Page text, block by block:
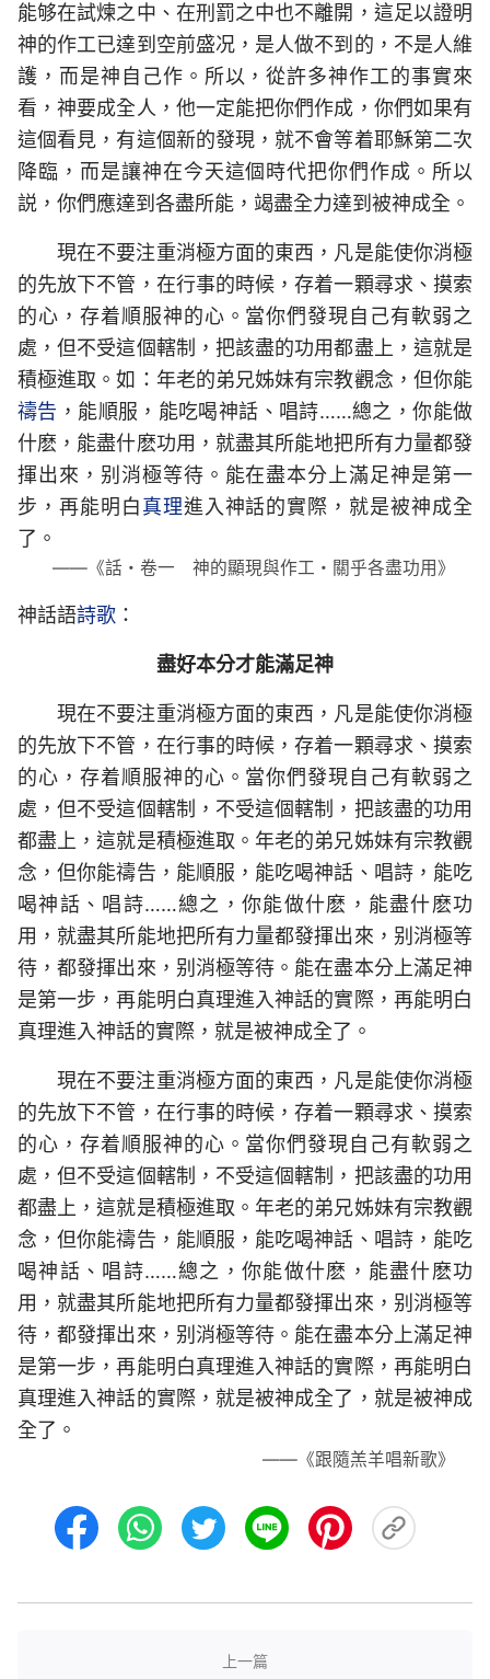
能够在試煉之中、在刑罰之中也不離開，這足以證明
神的作工已達到空前盛况，是人做不到的，不是人維
護，而是神自己作。所以，從許多神作工的事實來
看，神要成全人，他一定能把你們作成，你們如果有
這個看見，有這個新的發現，就不會等着耶穌第二次
降臨，而是讓神在今天這個時代把你們作成。所以
説，你們應達到各盡所能，竭盡全力達到被神成全。
現在不要注重消極方面的東西，凡是能使你消極
的先放下不管，在行事的時候，存着一顆尋求、摸索
的心，存着順服神的心。當你們發現自己有軟弱之
處，但不受這個轄制，把該盡的功用都盡上，這就是
積極進取。如：年老的弟兄姊妹有宗教觀念，但你能
禱告 ，能順服，能吃喝神話、唱詩……總之，你能做
什麽，能盡什麽功用，就盡其所能地把所有力量都發
揮出來，别消極等待。能在盡本分上滿足神是第一
步，再能明白真理進入神話的實際，就是被神成全
了。
——《話・卷一 神的顯現與作工・關乎各盡功用》
神話語詩歌 ：
盡好本分才能滿足神
現在不要注重消極方面的東西，凡是能使你消極
的先放下不管，在行事的時候，存着一顆尋求、摸索
的心，存着順服神的心。當你們發現自己有軟弱之
處，但不受這個轄制，不受這個轄制，把該盡的功用
都盡上，這就是積極進取。年老的弟兄姊妹有宗教觀
念，但你能禱告，能順服，能吃喝神話、唱詩，能吃
喝神話、唱詩……總之，你能做什麽，能盡什麽功
用，就盡其所能地把所有力量都發揮出來，别消極等
待，都發揮出來，别消極等待。能在盡本分上滿足神
是第一步，再能明白真理進入神話的實際，再能明白
真理進入神話的實際，就是被神成全了。
現在不要注重消極方面的東西，凡是能使你消極
的先放下不管，在行事的時候，存着一顆尋求、摸索
的心，存着順服神的心。當你們發現自己有軟弱之
處，但不受這個轄制，不受這個轄制，把該盡的功用
都盡上，這就是積極進取。年老的弟兄姊妹有宗教觀
念，但你能禱告，能順服，能吃喝神話、唱詩，能吃
喝神話、唱詩……總之，你能做什麽，能盡什麽功
用，就盡其所能地把所有力量都發揮出來，别消極等
待，都發揮出來，别消極等待。能在盡本分上滿足神
是第一步，再能明白真理進入神話的實際，再能明白
真理進入神話的實際，就是被神成全了，就是被神成
全了。
——《跟隨羔羊唱新歌》
上一篇